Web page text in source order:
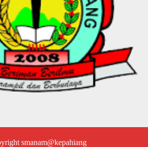
smanam@kepahiang